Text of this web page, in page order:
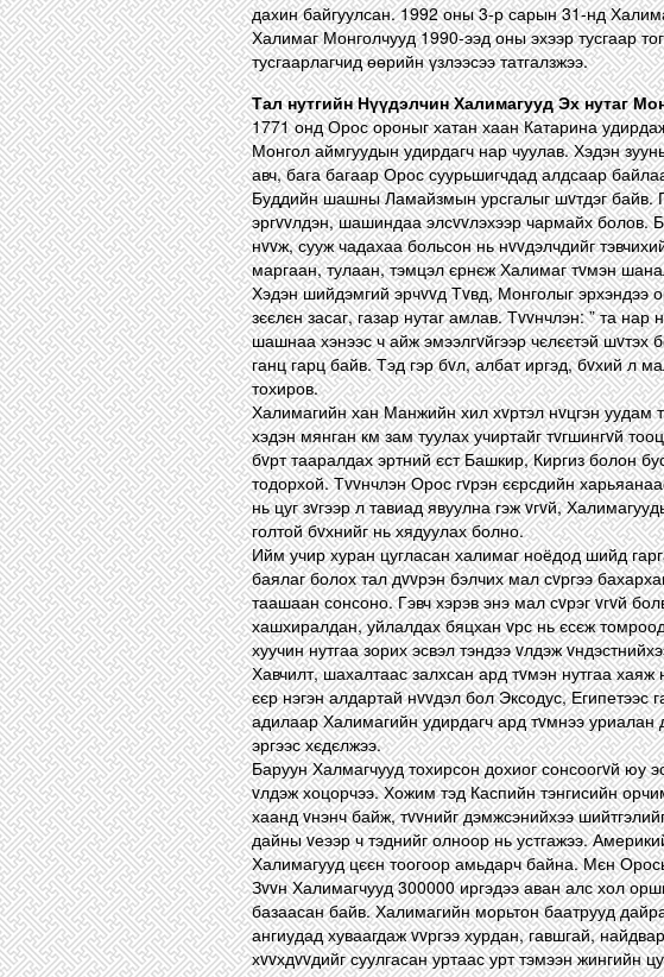
дахин байгуулсан. 1992 оны 3-р сарын 31-нд
Халимаг Монголчууд 1990-ээд оны эхээр тусгаар
тусгаарлагчид өөрийн үзлээсээ татгалзжээ.
Тал нутгийн Нүүдэлчин Халимагууд Эх нутаг
1771 онд Орос ороныг хатан хаан Катарина
Монгол аймгуудын удирдагч нар чуулав. Хэдэн
авч, бага багаар Орос суурьшигчдад алдсаар
Буддийн шашны Ламайзмын урсгалыг шvтдэг байв.
эргvvлдэн, шашиндаа элсvvлэхээр чармайх болов.
нvvж, сууж чадахаа больсон нь нvvдэлчдийг
маргаан, тулаан, тэмцэл єрнєж Халимаг тvмэн
Хэдэн шийдэмгий эрчvvд Тvвд, Монголыг
зєєлєн засаг, газар нутаг амлав. Тvvнчлэн: ” та
шашнаа хэнээс ч айж эмээлгvйгээр чєлєєтэй
ганц гарц байв. Тэд гэр бvл, албат иргэд, бvхий л
тохиров.
Халимагийн хан Манжийн хил хvртэл нvцгэн уудам
хэдэн мянган км зам туулах учиртайг тvгшингvй
бvрт тааралдах эртний єст Башкир, Киргиз болон
тодорхой. Тvvнчлэн Орос гvрэн єєрсдийн
нь цуг зvгээр л тавиад явуулна гэж vгvй,
голтой бvхнийг нь хядуулах болно.
Ийм учир хуран цугласан халимаг ноёдод шийд
баялаг болох тал дvvрэн бэлчих мал сvргээ
таашаан сонсоно. Гэвч хэрэв энэ мал сvрэг vгvй
хашхиралдан, уйлалдах бяцхан vрс нь єсєж
хуучин нутгаа зорих эсвэл тэндээ vлдэж
Хавчилт, шахалтаас залхсан ард тvмэн нутгаа
єєр нэгэн алдартай нvvдэл бол Эксодус,
адилаар Халимагийн удирдагч ард тvмнээ уриалан
эргээс хєдєлжээ.
Баруун Халмагчууд тохирсон дохиог сонсоогvй юу
vлдэж хоцорчээ. Хожим тэд Каспийн тэнгисийн
хаанд vнэнч байж, тvvнийг дэмжсэнийхээ
дайны vеээр ч тэднийг олноор нь устгажээ.
Халимагууд цєєн тоогоор амьдарч байна. Мєн
Зvvн Халимагчууд 300000 иргэдээ аван алс хол
базаасан байв. Халимагийн морьтон баатрууд
ангиудад хуваагдаж vvргээ хурдан, гавшгай,
хvvхдvvдийг суулгасан уртаас урт тэмээн жингийн